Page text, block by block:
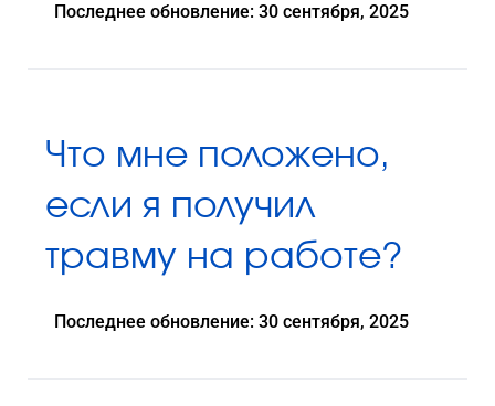
Последнее обновление: 30 сентября, 2025
Что мне положено,
если я получил
травму на работе?
Последнее обновление: 30 сентября, 2025